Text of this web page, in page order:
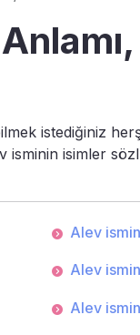
istediğiniz
isminin isimler
Alev
Alev
Alev